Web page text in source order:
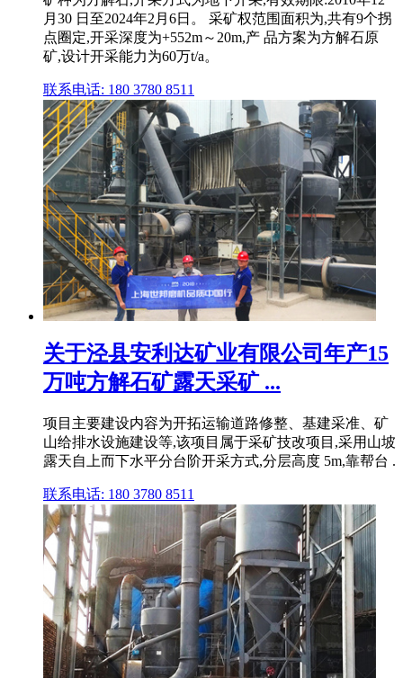
月30 日至2024年2月6日。 采矿权范围面积为,共有9个拐
点圈定,开采深度为+552m～20m,产 品方案为方解石原
矿,设计开采能力为60万t/a。
联系电话: 180 3780 8511
关于泾县安利达矿业有限公司年产15
万吨方解石矿露天采矿 ...
项目主要建设内容为开拓运输道路修整、基建采准、矿
山给排水设施建设等,该项目属于采矿技改项目,采用山坡
露天自上而下水平分台阶开采方式,分层高度 5m,靠帮台 .
联系电话: 180 3780 8511